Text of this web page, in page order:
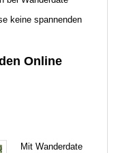
keine spannenden
Online
Mit Wanderdate